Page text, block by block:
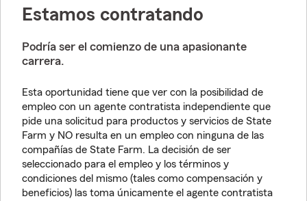
Estamos contratando
Podría ser el comienzo de una apasionante
carrera.
Esta oportunidad tiene que ver con la posibilidad de
empleo con un agente contratista independiente que
pide una solicitud para productos y servicios de State
Farm y NO resulta en un empleo con ninguna de las
compañías de State Farm. La decisión de ser
seleccionado para el empleo y los términos y
condiciones del mismo (tales como compensación y
beneficios) las toma únicamente el agente contratista